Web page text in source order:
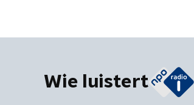
Wie luistert